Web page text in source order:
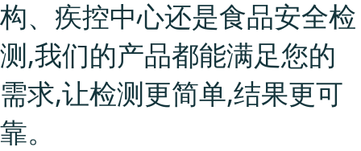
构、疾控中心还是食品安全检
测,我们的产品都能满足您的
需求,让检测更简单,结果更可
靠。